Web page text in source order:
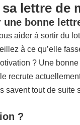
lettre de
bonne
aider à sortir du
à ce qu’elle
? Une
recrute
tout de suite
?